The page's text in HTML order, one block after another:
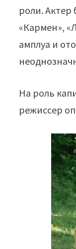
роли. Актер
«Кармен»,
амплуа и
На роль
режиссер